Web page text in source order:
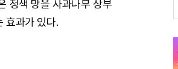
청색 망을 사과나무 상부
효과가 있다.